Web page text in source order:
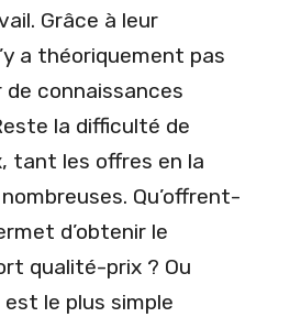
Grâce à leur
a théoriquement pas
de connaissances
la difficulté de
tant les offres en la
Qu’offrent-
d’obtenir le
qualité-prix ? Ou
le plus simple